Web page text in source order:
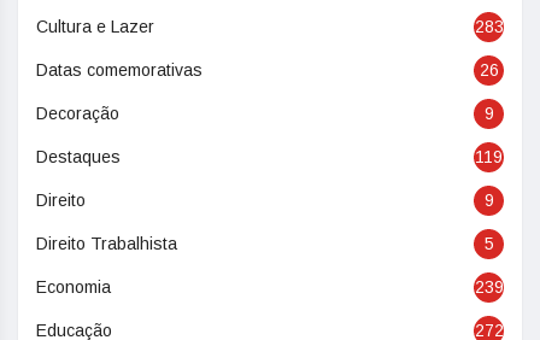
Cultura e Lazer 283
Datas comemorativas 26
Decoração 9
Destaques 119
Direito 9
Direito Trabalhista 5
Economia 239
Educação 272